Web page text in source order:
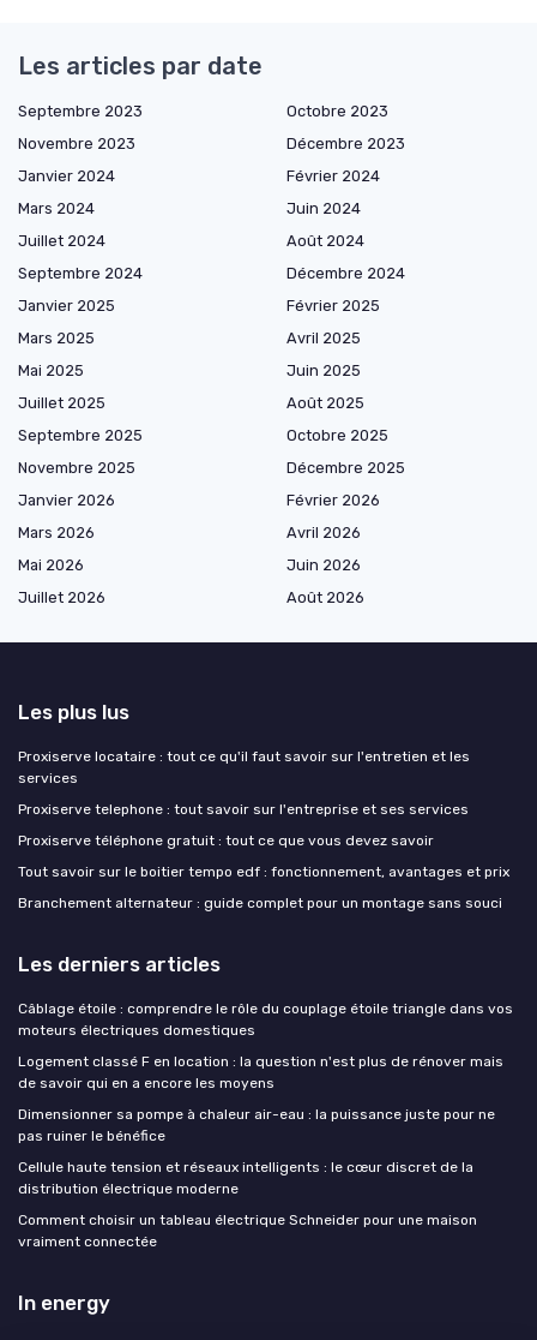
Les articles par date
Septembre 2023
Octobre 2023
Novembre 2023
Décembre 2023
Janvier 2024
Février 2024
Mars 2024
Juin 2024
Juillet 2024
Août 2024
Septembre 2024
Décembre 2024
Janvier 2025
Février 2025
Mars 2025
Avril 2025
Mai 2025
Juin 2025
Juillet 2025
Août 2025
Septembre 2025
Octobre 2025
Novembre 2025
Décembre 2025
Janvier 2026
Février 2026
Mars 2026
Avril 2026
Mai 2026
Juin 2026
Juillet 2026
Août 2026
Les plus lus
Proxiserve locataire : tout ce qu'il faut savoir sur l'entretien et les
services
Proxiserve telephone : tout savoir sur l'entreprise et ses services
Proxiserve téléphone gratuit : tout ce que vous devez savoir
Tout savoir sur le boitier tempo edf : fonctionnement, avantages et prix
Branchement alternateur : guide complet pour un montage sans souci
Les derniers articles
Câblage étoile : comprendre le rôle du couplage étoile triangle dans vos
moteurs électriques domestiques
Logement classé F en location : la question n'est plus de rénover mais
de savoir qui en a encore les moyens
Dimensionner sa pompe à chaleur air-eau : la puissance juste pour ne
pas ruiner le bénéfice
Cellule haute tension et réseaux intelligents : le cœur discret de la
distribution électrique moderne
Comment choisir un tableau électrique Schneider pour une maison
vraiment connectée
In energy